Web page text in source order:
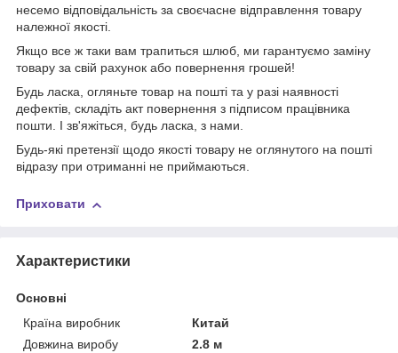
несемо відповідальність за своєчасне відправлення товару
належної якості.
Якщо все ж таки вам трапиться шлюб, ми гарантуємо заміну
товару за свій рахунок або повернення грошей!
Будь ласка, огляньте товар на пошті та у разі наявності
дефектів, складіть акт повернення з підписом працівника
пошти. І зв'яжіться, будь ласка, з нами.
Будь-які претензії щодо якості товару не оглянутого на пошті
відразу при отриманні не приймаються.
Приховати
Характеристики
Основні
Країна виробник
Китай
Довжина виробу
2.8 м